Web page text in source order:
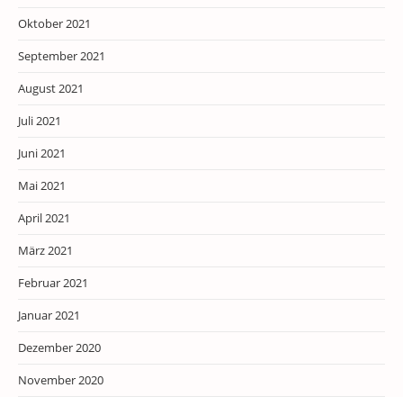
Oktober 2021
September 2021
August 2021
Juli 2021
Juni 2021
Mai 2021
April 2021
März 2021
Februar 2021
Januar 2021
Dezember 2020
November 2020